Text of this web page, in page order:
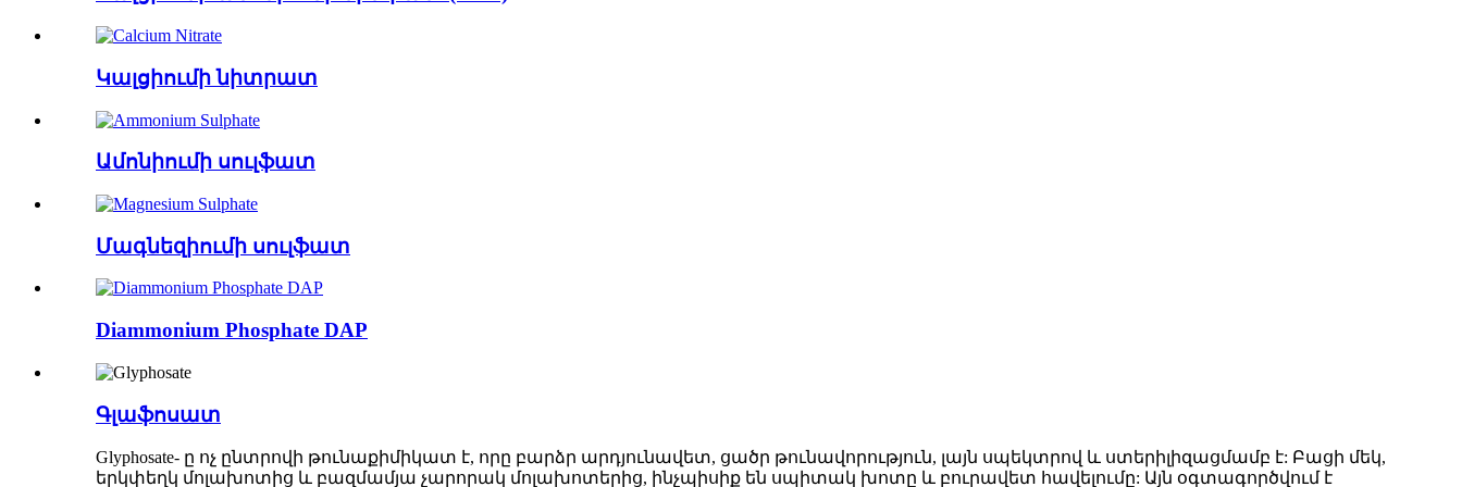
Կալցիումի նիտրատ
Ամոնիումի սուլֆատ
Մագնեզիումի սուլֆատ
Diammonium Phosphate DAP
Գլաֆոսատ
Glyphosate- ը ոչ ընտրովի թունաքիմիկատ է, որը բարձր արդյունավետ, ցածր թունավորություն, լայն սպեկտրով և ստերիլիզացմամբ է: Բացի մեկ,
երկփեղկ մոլախոտից և բազմամյա չարորակ մոլախոտերից, ինչպիսիք են սպիտակ խոտը և բուրավետ հավելումը: Այն օգտագործվում է